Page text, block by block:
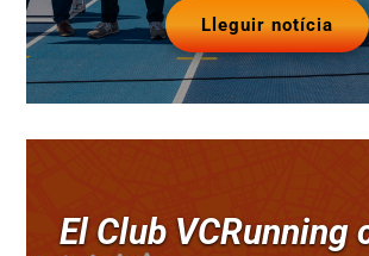
Lleguir notícia
El Club VCRunning